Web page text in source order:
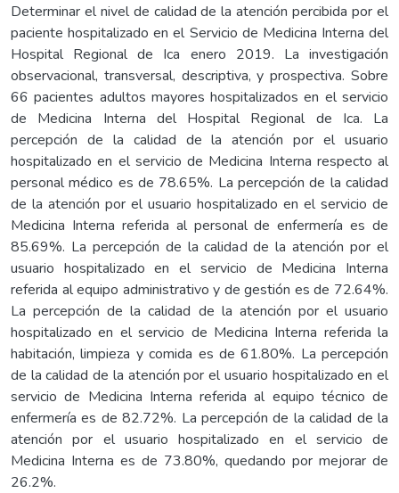
Determinar el nivel de calidad de la atención percibida por el
paciente hospitalizado en el Servicio de Medicina Interna del
Hospital Regional de Ica enero 2019. La investigación
observacional, transversal, descriptiva, y prospectiva. Sobre
66 pacientes adultos mayores hospitalizados en el servicio
de Medicina Interna del Hospital Regional de Ica. La
percepción de la calidad de la atención por el usuario
hospitalizado en el servicio de Medicina Interna respecto al
personal médico es de 78.65%. La percepción de la calidad
de la atención por el usuario hospitalizado en el servicio de
Medicina Interna referida al personal de enfermería es de
85.69%. La percepción de la calidad de la atención por el
usuario hospitalizado en el servicio de Medicina Interna
referida al equipo administrativo y de gestión es de 72.64%.
La percepción de la calidad de la atención por el usuario
hospitalizado en el servicio de Medicina Interna referida la
habitación, limpieza y comida es de 61.80%. La percepción
de la calidad de la atención por el usuario hospitalizado en el
servicio de Medicina Interna referida al equipo técnico de
enfermería es de 82.72%. La percepción de la calidad de la
atención por el usuario hospitalizado en el servicio de
Medicina Interna es de 73.80%, quedando por mejorar de
26.2%.